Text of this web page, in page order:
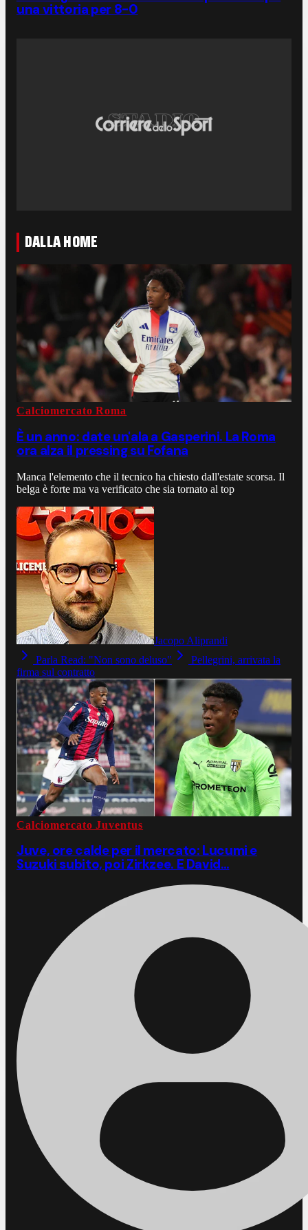
una vittoria per 8-0
DALLA HOME
Calciomercato Roma
È un anno: date un'ala a Gasperini. La Roma
ora alza il pressing su Fofana
Manca l'elemento che il tecnico ha chiesto dall'estate scorsa. Il
belga è forte ma va verificato che sia tornato al top
Jacopo Aliprandi
Parla Read: "Non sono deluso"
Pellegrini, arrivata la
firma sul contratto
Calciomercato Juventus
Juve, ore calde per il mercato: Lucumi e
Suzuki subito, poi Zirkzee. E David…